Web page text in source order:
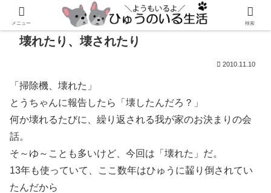
壊れたり、壊されたり
2010.11.10
「掃除機、壊れた」
とうちゃんに報告したら「壊したんだろ？」
何か壊れるたびに、繰り返される我が家のお決まりの会
話。
そ～ゆ～ことも多いけど、今回は「壊れた」だ。
13年も使っていて、ここ数年はひゅうに齧り倒されてい
たんだから
メニュー 検索